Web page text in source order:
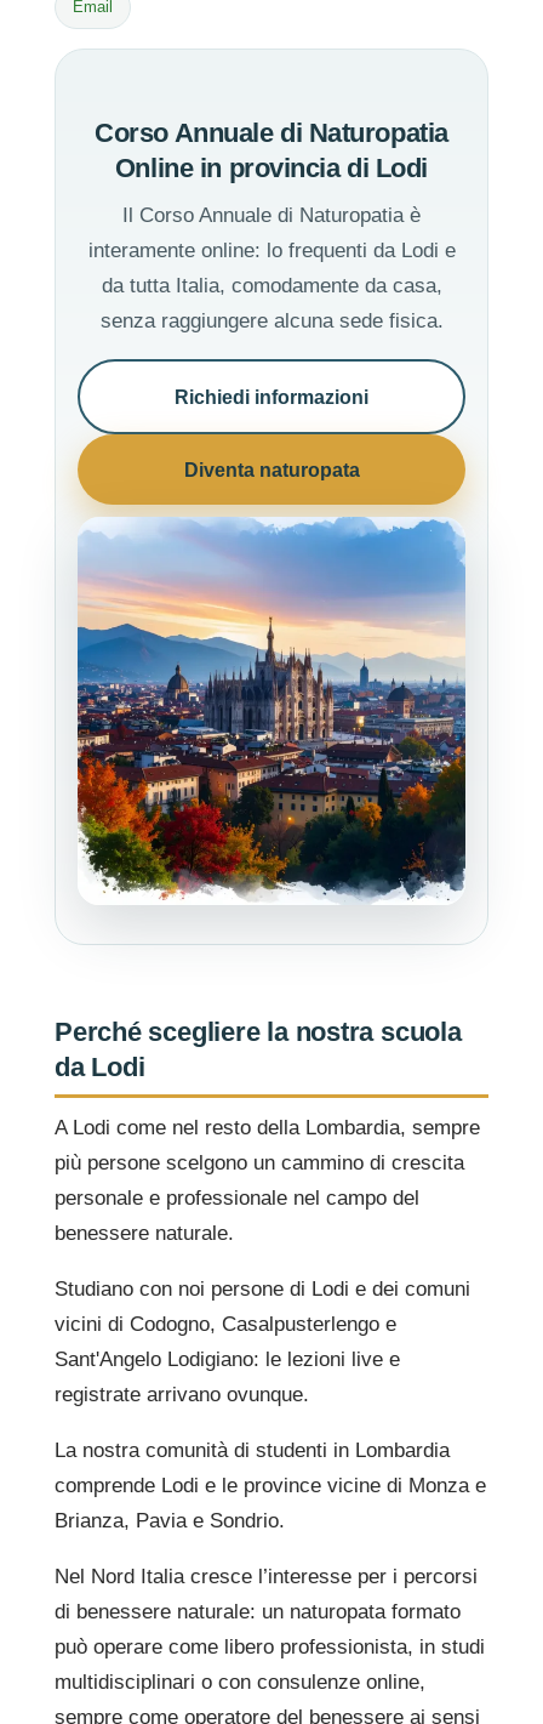
Email
Corso Annuale di Naturopatia
Online in provincia di Lodi
Il Corso Annuale di Naturopatia è
interamente online: lo frequenti da Lodi e
da tutta Italia, comodamente da casa,
senza raggiungere alcuna sede fisica.
Richiedi informazioni
Diventa naturopata
Perché scegliere la nostra scuola
da Lodi
A Lodi come nel resto della Lombardia, sempre
più persone scelgono un cammino di crescita
personale e professionale nel campo del
benessere naturale.
Studiano con noi persone di Lodi e dei comuni
vicini di Codogno, Casalpusterlengo e
Sant'Angelo Lodigiano: le lezioni live e
registrate arrivano ovunque.
La nostra comunità di studenti in Lombardia
comprende Lodi e le province vicine di Monza e
Brianza, Pavia e Sondrio.
Nel Nord Italia cresce l’interesse per i percorsi
di benessere naturale: un naturopata formato
può operare come libero professionista, in studi
multidisciplinari o con consulenze online,
sempre come operatore del benessere ai sensi